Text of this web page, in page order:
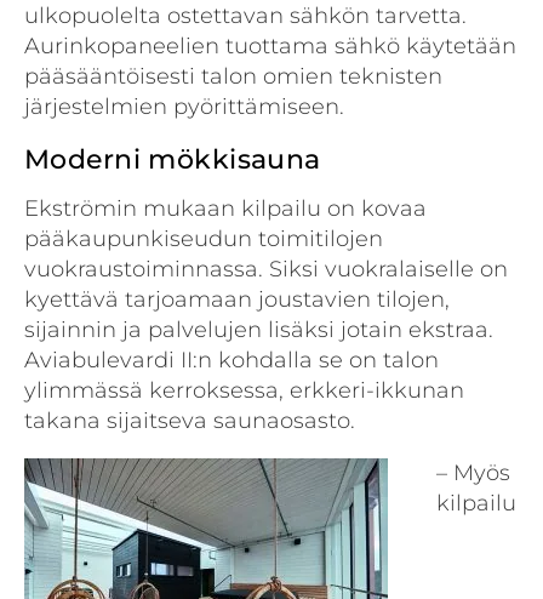
ulkopuolelta ostettavan sähkön tarvetta.
Aurinkopaneelien tuottama sähkö käytetään
pääsääntöisesti talon omien teknisten
järjestelmien pyörittämiseen.
Moderni mökkisauna
Ekströmin mukaan kilpailu on kovaa
pääkaupunkiseudun toimitilojen
vuokraustoiminnassa. Siksi vuokralaiselle on
kyettävä tarjoamaan joustavien tilojen,
sijainnin ja palvelujen lisäksi jotain ekstraa.
Aviabulevardi II:n kohdalla se on talon
ylimmässä kerroksessa, erkkeri-ikkunan
takana sijaitseva saunaosasto.
– Myös
kilpailu